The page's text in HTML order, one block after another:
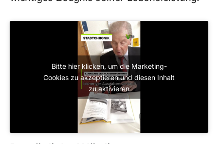
Bitte hier klicken, um die Marketing-
Cookies zu akzeptieren und diesen Inhalt
zu aktivieren